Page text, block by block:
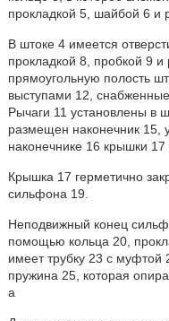
прокладкой 5, шайбой 6 и
В штоке 4 имеется
прокладкой 8, пробкой 9
прямоугольную полость
выступами 12,
Рычаги 11 установлены в
размещен наконечник 15,
наконечнике 16 крышки
Крышка 17 герметично
сильфона 19.
Неподвижный конец
помощью кольца 20,
имеет трубку 23 с
пружина 25, которая
а